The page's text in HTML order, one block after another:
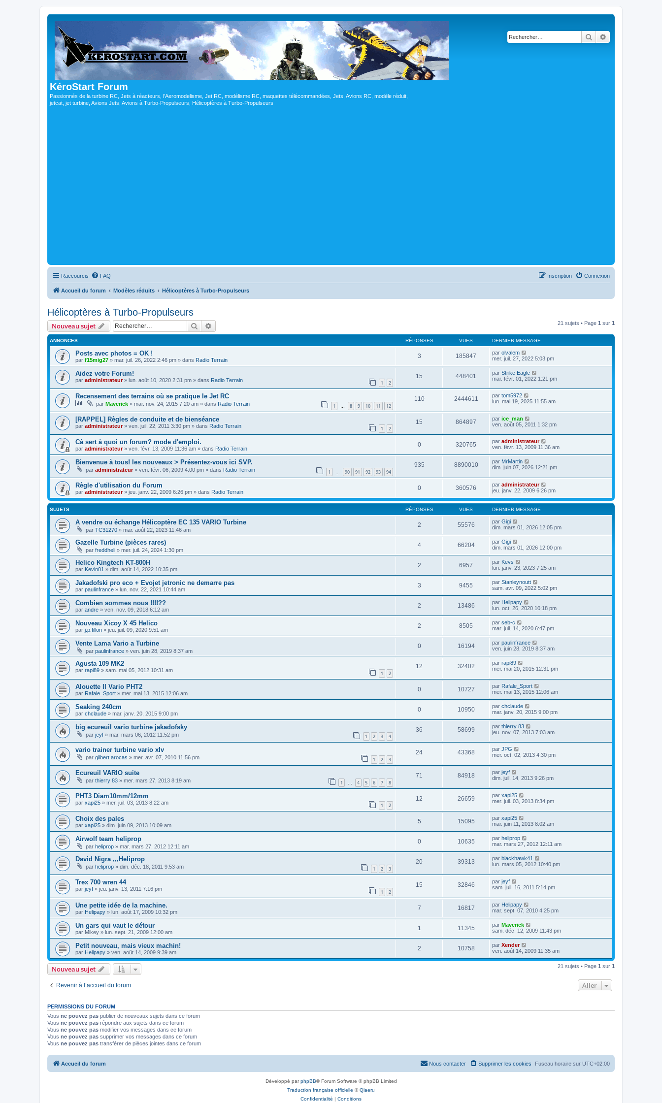
KéroStart Forum
Passionnés de la turbine RC, Jets à réacteurs, l'Aeromodelisme, Jet RC, modélisme RC, maquettes télécommandées, Jets, Avions RC, modèle réduit,
jetcat, jet turbine, Avions Jets, Avions à Turbo-Propulseurs, Hélicoptères à Turbo-Propulseurs
Rechercher
Raccourcis FAQ Connexion
Inscription
Accueil du forum Modèles réduits Hélicoptères à Turbo-Propulseurs
Hélicoptères à Turbo-Propulseurs
Nouveau sujet Rechercher 21 sujets • Page 1 sur 1
ANNONCES RÉPONSES VUES DERNIER MESSAGE
Posts avec photos = OK !
par f15mig27 » mar. juil. 26, 2022 2:46 pm » dans Radio Terrain
3 185847 par olvalem
mer. juil. 27, 2022 5:03 pm
Aidez votre Forum!
par administrateur» lun. août 10, 2020 2:31 pm » dans Radio Terrain 1 2
15 448401 par Strike Eagle
mar. févr. 01, 2022 1:21 pm
Recensement des terrains où se pratique le Jet RC
par Maverick » mar. nov. 24, 2015 7:20 am » dans Radio Terrain 1 … 8 9 10 11 12
110 2444611 par tom5972
lun. mai 19, 2025 11:55 am
[RAPPEL] Règles de conduite et de bienséance
par administrateur» ven. juil. 22, 2011 3:30 pm » dans Radio Terrain 1 2
15 864897 par ice_man
ven. août 05, 2011 1:32 pm
Cà sert à quoi un forum? mode d'emploi.
par administrateur» ven. févr. 13, 2009 11:36 am » dans Radio Terrain
0 320765 par administrateur
ven. févr. 13, 2009 11:36 am
Bienvenue à tous! les nouveaux > Présentez-vous ici SVP.
par administrateur» ven. févr. 06, 2009 4:00 pm » dans Radio Terrain 1 90 91 92 93 94
935 8890010 par MrMartin
dim. juin 07, 2026 12:21 pm
Règle d'utilisation du Forum
par administrateur» jeu. janv. 22, 2009 6:26 pm » dans Radio Terrain
0 360576 par administrateur
jeu. janv. 22, 2009 6:26 pm
SUJETS RÉPONSES VUES DERNIER MESSAGE
A vendre ou échange Hélicoptère EC 135 VARIO Turbine
par TC31270 » mar. août 22, 2023 11:46 am
2 55576 par Gigi
dim. mars 01, 2026 12:05 pm
Gazelle Turbine (pièces rares)
par freddheli » mer. juil. 24, 2024 1:30 pm
4 66204 par Gigi
dim. mars 01, 2026 12:00 pm
Helico Kingtech KT-800H
par Kevin01 » dim. août 14, 2022 10:35 pm
2 6957 par Kevs
lun. janv. 23, 2023 7:25 am
Jakadofski pro eco + Evojet jetronic ne demarre pas
par paulinfrance » lun. nov. 22, 2021 10:44 am
3 9455 par Stanleynoutt
sam. avr. 09, 2022 5:02 pm
Combien sommes nous !!!!??
par andre » ven. nov. 09, 2018 6:12 am
2 13486 par Helipapy
lun. oct. 26, 2020 10:18 pm
Nouveau Xicoy X 45 Helico
par j.p.fillon » jeu. juil. 09, 2020 9:51 am
2 8505 par seb-c
mar. juil. 14, 2020 6:47 pm
Vente Lama Vario a Turbine
par paulinfrance » ven. juin 28, 2019 8:37 am
0 16194 par paulinfrance
ven. juin 28, 2019 8:37 am
Agusta 109 MK2
par rapi89 » sam. mai 05, 2012 10:31 am 1 2
12 32402 par rapi89
mer. mai 20, 2015 12:31 pm
Alouette II Vario PHT2
par Rafale_Sport » mer. mai 13, 2015 12:06 am
0 10727 par Rafale_Sport
mer. mai 13, 2015 12:06 am
Seaking 240cm
par chclaude » mar. janv. 20, 2015 9:00 pm
0 10950 par chclaude
mar. janv. 20, 2015 9:00 pm
big ecureuil vario turbine jakadofsky
par jeyf » mar. mars 06, 2012 11:52 pm 1 2 3 4
36 58699 par thierry 83
jeu. nov. 07, 2013 7:03 am
vario trainer turbine vario xlv
par gilbert arocas » mer. avr. 07, 2010 11:56 pm 1 2 3
24 43368 par JPG
mer. oct. 02, 2013 4:30 pm
Ecureuil VARIO suite
par thierry 83 » mer. mars 27, 2013 8:19 am 1 … 4 5 6 7 8
71 84918 par jeyf
dim. juil. 14, 2013 9:26 pm
PHT3 Diam10mm/12mm
par xapi25 » mer. juil. 03, 2013 8:22 am 1 2
12 26659 par xapi25
mer. juil. 03, 2013 8:34 pm
Choix des pales
par xapi25 » dim. juin 09, 2013 10:09 am
5 15095 par xapi25
mar. juin 11, 2013 8:02 am
Airwolf team heliprop
par heliprop » mar. mars 27, 2012 12:11 am
0 10635 par heliprop
mar. mars 27, 2012 12:11 am
David Nigra ,,,Heliprop
par heliprop » dim. déc. 18, 2011 9:53 am 1 2 3
20 39313 par blackhawk41
lun. mars 05, 2012 10:40 pm
Trex 700 wren 44
par jeyf » jeu. janv. 13, 2011 7:16 pm 1 2
15 32846 par jeyf
sam. juil. 16, 2011 5:14 pm
Une petite idée de la machine.
par Helipapy » lun. août 17, 2009 10:32 pm
7 16817 par Helipapy
mar. sept. 07, 2010 4:25 pm
Un gars qui vaut le détour
par Mikey » lun. sept. 21, 2009 12:00 am
1 11345 par Maverick
sam. déc. 12, 2009 11:43 pm
Petit nouveau, mais vieux machin!
par Helipapy » ven. août 14, 2009 9:39 am
2 10758 par Xender
ven. août 14, 2009 11:35 am
Nouveau sujet 21 sujets • Page 1 sur 1
Revenir à l’accueil du forum Aller
PERMISSIONS DU FORUM
Vous ne pouvez pas publier de nouveaux sujets dans ce forum
Vous ne pouvez pas répondre aux sujets dans ce forum
Vous ne pouvez pas modifier vos messages dans ce forum
Vous ne pouvez pas supprimer vos messages dans ce forum
Vous ne pouvez pas transférer de pièces jointes dans ce forum
Accueil du forum Fuseau horaire sur UTC+02:00
Supprimer les cookies
Nous contacter
Développé parphpBB® Forum Software © phpBB Limited
Traduction française officielle ©Qiaeru
Confidentialité | Conditions